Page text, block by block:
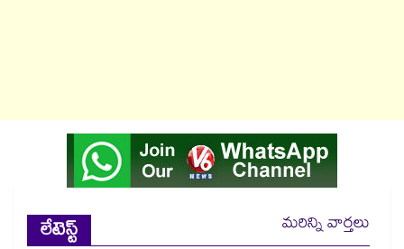
లేటెస్ట్
మరిన్ని వార్తలు